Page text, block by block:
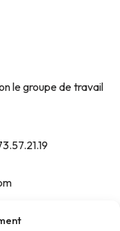
le groupe de travail